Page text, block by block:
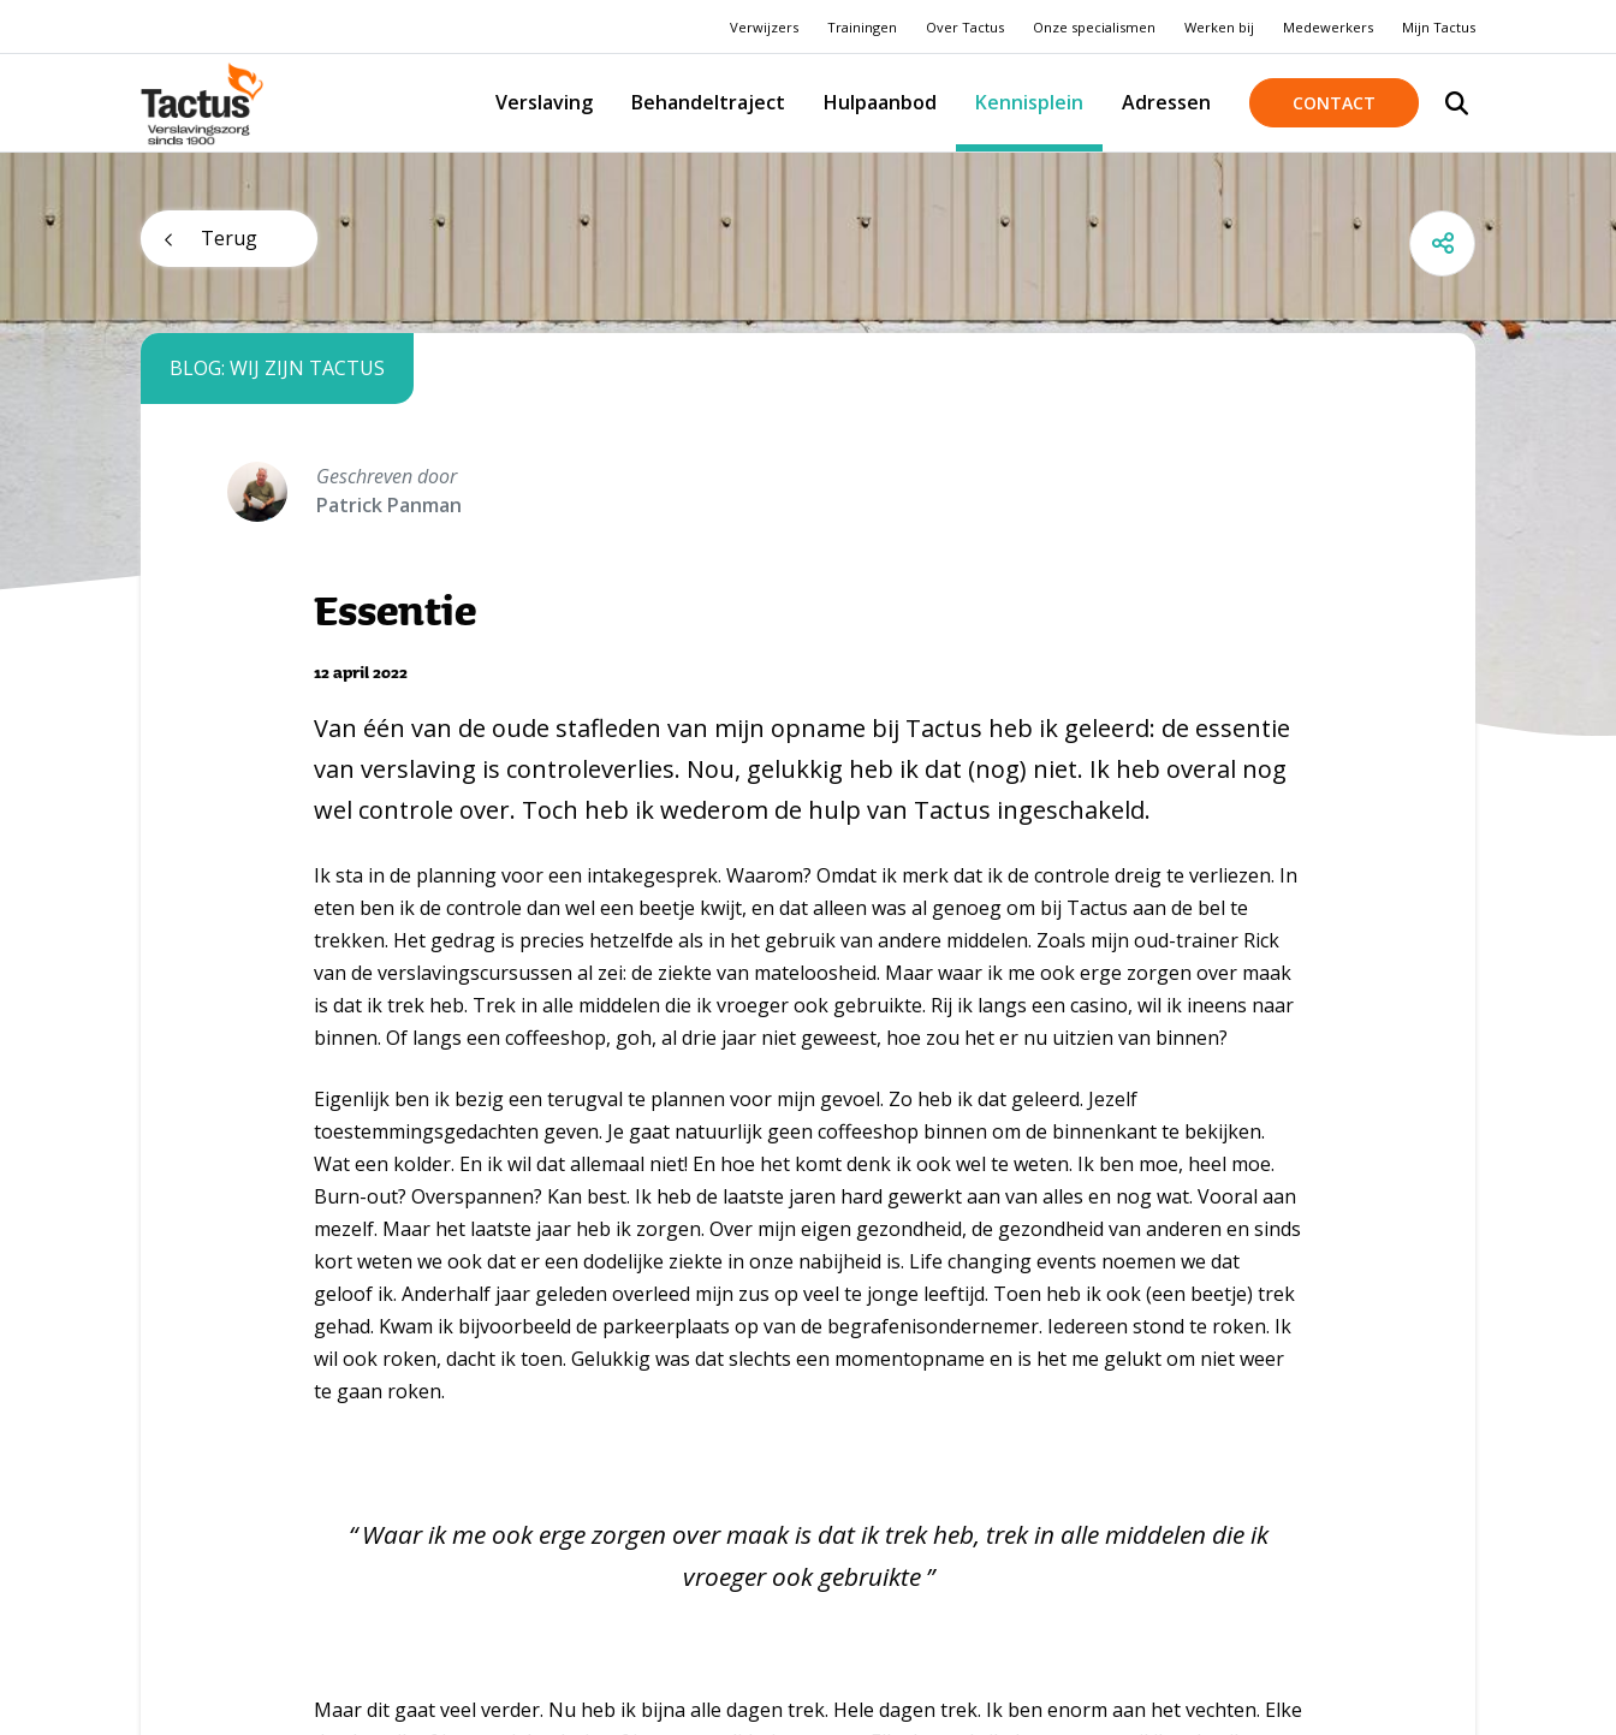
Verwijzers Trainingen Over Tactus Onze specialismen Werken bij Medewerkers Mijn Tactus
Tactus Verslavingszorg
Verslaving Behandeltraject Hulpaanbod Kennisplein Adressen CONTACT
Terug
BLOG: WIJ ZIJN TACTUS
Geschreven door
Patrick Panman
Essentie
12 april 2022
Van één van de oude stafleden van mijn opname bij Tactus heb ik geleerd: de essentie
van verslaving is controleverlies. Nou, gelukkig heb ik dat (nog) niet. Ik heb overal nog
wel controle over. Toch heb ik wederom de hulp van Tactus ingeschakeld.
Ik sta in de planning voor een intakegesprek. Waarom? Omdat ik merk dat ik de controle dreig te verliezen. In
eten ben ik de controle dan wel een beetje kwijt, en dat alleen was al genoeg om bij Tactus aan de bel te
trekken. Het gedrag is precies hetzelfde als in het gebruik van andere middelen. Zoals mijn oud-trainer Rick
van de verslavingscursussen al zei: de ziekte van mateloosheid. Maar waar ik me ook erge zorgen over maak
is dat ik trek heb. Trek in alle middelen die ik vroeger ook gebruikte. Rij ik langs een casino, wil ik ineens naar
binnen. Of langs een coffeeshop, goh, al drie jaar niet geweest, hoe zou het er nu uitzien van binnen?
Eigenlijk ben ik bezig een terugval te plannen voor mijn gevoel. Zo heb ik dat geleerd. Jezelf
toestemmingsgedachten geven. Je gaat natuurlijk geen coffeeshop binnen om de binnenkant te bekijken.
Wat een kolder. En ik wil dat allemaal niet! En hoe het komt denk ik ook wel te weten. Ik ben moe, heel moe.
Burn-out? Overspannen? Kan best. Ik heb de laatste jaren hard gewerkt aan van alles en nog wat. Vooral aan
mezelf. Maar het laatste jaar heb ik zorgen. Over mijn eigen gezondheid, de gezondheid van anderen en sinds
kort weten we ook dat er een dodelijke ziekte in onze nabijheid is. Life changing events noemen we dat
geloof ik. Anderhalf jaar geleden overleed mijn zus op veel te jonge leeftijd. Toen heb ik ook (een beetje) trek
gehad. Kwam ik bijvoorbeeld de parkeerplaats op van de begrafenisondernemer. Iedereen stond te roken. Ik
wil ook roken, dacht ik toen. Gelukkig was dat slechts een momentopname en is het me gelukt om niet weer
te gaan roken.
Waar ik me ook erge zorgen over maak is dat ik trek heb, trek in alle middelen die ik
vroeger ook gebruikte
Maar dit gaat veel verder. Nu heb ik bijna alle dagen trek. Hele dagen trek. Ik ben enorm aan het vechten. Elke